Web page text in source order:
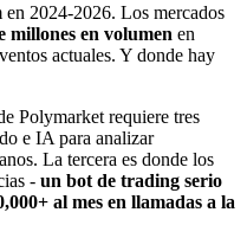
2024-2026. Los mercados
millones en volumen en
actuales. Y donde hay
Polymarket requiere tres
e IA para analizar
La tercera es donde los
- un bot de trading serio
al mes en llamadas a la